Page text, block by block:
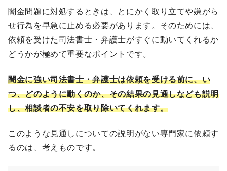
闇金問題に対処するときは、とにかく取り立てや嫌がら
せ行為を早急に止める必要があります。そのためには、
依頼を受けた司法書士・弁護士がすぐに動いてくれるか
どうかが極めて重要なポイントです。
闇金に強い司法書士・弁護士は依頼を受ける前に、い
つ、どのように動くのか、その結果の見通しなども説明
し、相談者の不安を取り除いてくれます。
このような見通しについての説明がない専門家に依頼す
るのは、考えものです。